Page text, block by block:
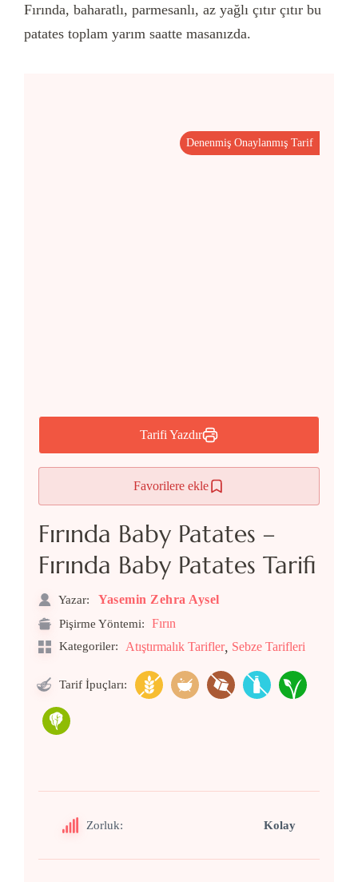
Fırında, baharatlı, parmesanlı, az yağlı çıtır çıtır bu
patates toplam yarım saatte masanızda.
Tarifi Yazdır
Favorilere ekle
Denenmiş Onaylanmış Tarif
Fırında Baby Patates –
Fırında Baby Patates Tarifi
Yazar: Yasemin Zehra Aysel
Pişirme Yöntemi: Fırın
Kategoriler: Atıştırmalık Tarifler, Sebze Tarifleri
Tarif İpuçları:
Zorluk: Kolay